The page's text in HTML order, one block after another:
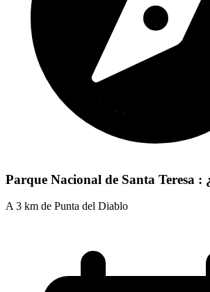
Parque Nacional de Santa Teresa :
A 3 km de Punta del Diablo